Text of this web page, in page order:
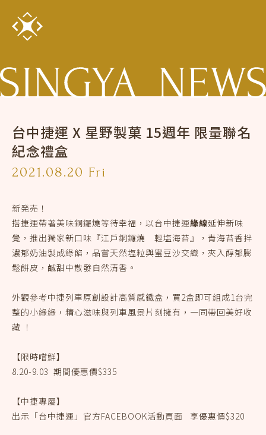
台中捷運 X 星野製菓 15週年 限量聯名
紀念禮盒
2021.08.20 Fri
新発売！
搭捷運帶著美味銅鑼燒等待幸福，以台中捷運綠線延伸新味
覺，推出獨家新口味『江戶銅鑼燒 輕塩海苔』，青海苔香拌
濃郁奶油製成綠餡，品嘗天然塩粒與蜜豆沙交織，夾入醇郁膨
鬆餅皮，鹹甜中散發自然清香。
外觀參考中捷列車原創設計高質感鐵盒，買2盒即可組成1台完
整的小綠綠，精心滋味與列車風景片刻擁有，一同帶回美好收
藏 ！
【限時嚐鮮】
8.20-9.03 期間優惠價$335
【中捷專屬】
出示「台中捷運」官方FACEBOOK活動頁面 享優惠價$320